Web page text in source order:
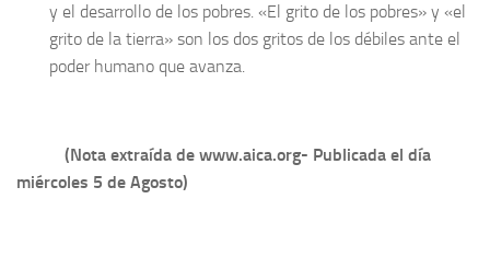
y el desarrollo de los pobres. «El grito de los pobres» y «el
grito de la tierra» son los dos gritos de los débiles ante el
poder humano que avanza.
(Nota extraída de www.aica.org- Publicada el día
miércoles 5 de Agosto)